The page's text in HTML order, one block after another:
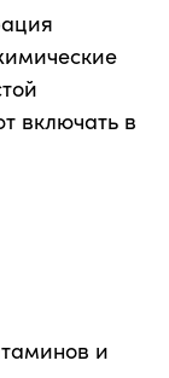
включать в
и